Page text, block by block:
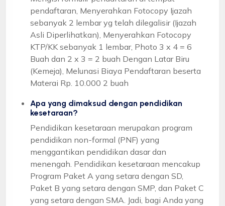
pendaftaran, Menyerahkan Fotocopy Ijazah
sebanyak 2 lembar yg telah dilegalisir (Ijazah
Asli Diperlihatkan), Menyerahkan Fotocopy
KTP/KK sebanyak 1 lembar, Photo 3 x 4 = 6
Buah dan 2 x 3 = 2 buah Dengan Latar Biru
(Kemeja), Melunasi Biaya Pendaftaran beserta
Materai Rp. 10.000 2 buah
Apa yang dimaksud dengan pendidikan
kesetaraan?
Pendidikan kesetaraan merupakan program
pendidikan non-formal (PNF) yang
menggantikan pendidikan dasar dan
menengah. Pendidikan kesetaraan mencakup
Program Paket A yang setara dengan SD,
Paket B yang setara dengan SMP, dan Paket C
yang setara dengan SMA. Jadi, bagi Anda yang